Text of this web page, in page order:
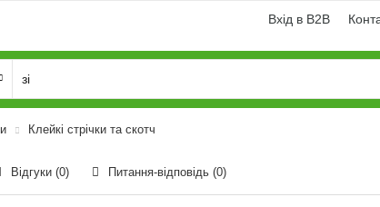
Вхід в B2B
Клейкі стрічки та скотч
Відгуки (0) Питання-відповідь (0)